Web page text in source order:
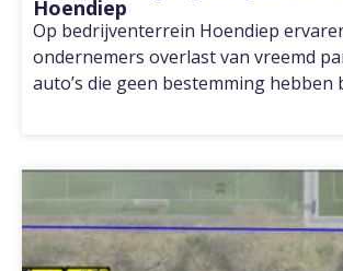
Hoendiep
Op bedrijventerrein Hoendiep
ondernemers overlast van vreemd
auto’s die geen bestemming hebben